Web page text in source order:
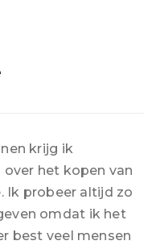
krijg ik
het kopen van
Ik probeer altijd zo
omdat ik het
best veel mensen